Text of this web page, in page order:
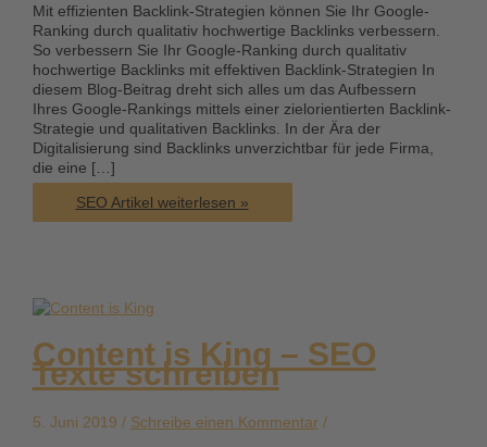
Mit effizienten Backlink-Strategien können Sie Ihr Google-
Ranking durch qualitativ hochwertige Backlinks verbessern.
So verbessern Sie Ihr Google-Ranking durch qualitativ
hochwertige Backlinks mit effektiven Backlink-Strategien In
diesem Blog-Beitrag dreht sich alles um das Aufbessern
Ihres Google-Rankings mittels einer zielorientierten Backlink-
Strategie und qualitativen Backlinks. In der Ära der
Digitalisierung sind Backlinks unverzichtbar für jede Firma,
die eine […]
Backlink-
Strategien:
Google-
durch
qualitativ
Backlinks
SEO Artikel weiterlesen »
Content is King – SEO
Texte schreiben
5. Juni 2019 / Schreibe einen Kommentar /